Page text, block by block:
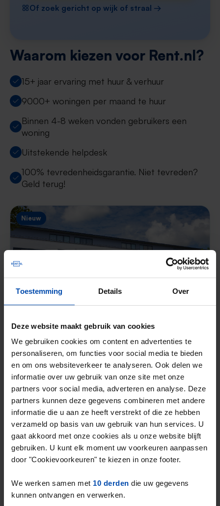
Toestemming Details Over
Deze website maakt gebruik van cookies
We gebruiken cookies om content en advertenties te
personaliseren, om functies voor social media te bieden
en om ons websiteverkeer te analyseren. Ook delen we
informatie over uw gebruik van onze site met onze
partners voor social media, adverteren en analyse. Deze
partners kunnen deze gegevens combineren met andere
informatie die u aan ze heeft verstrekt of die ze hebben
verzameld op basis van uw gebruik van hun services. U
gaat akkoord met onze cookies als u onze website blijft
gebruiken. U kunt elk moment uw voorkeuren aanpassen
door "Cookievoorkeuren" te kiezen in onze footer.
We werken samen met 10 derden die uw gegevens
kunnen ontvangen en verwerken.
Of zoek gericht op wijk of straal →
Waarom kiezen voor Rent.nl?
15+ jaar ervaring met huur & verhuur
9000+ woningen per maand te huur
Binnen 4-8 weken vonden gebruikers een
woning
Uitstekende helpdesk
100% tevredenheidsgarantie. Niet tevreden?
Geld terug!
Nieuw
Utrechtstraat
Alphen aan den Rijn
een uur geleden gevonden
Gevonden op:Gnagnagna.nl
42m² 2 kamers Bekijk & reageer →
Nieuw